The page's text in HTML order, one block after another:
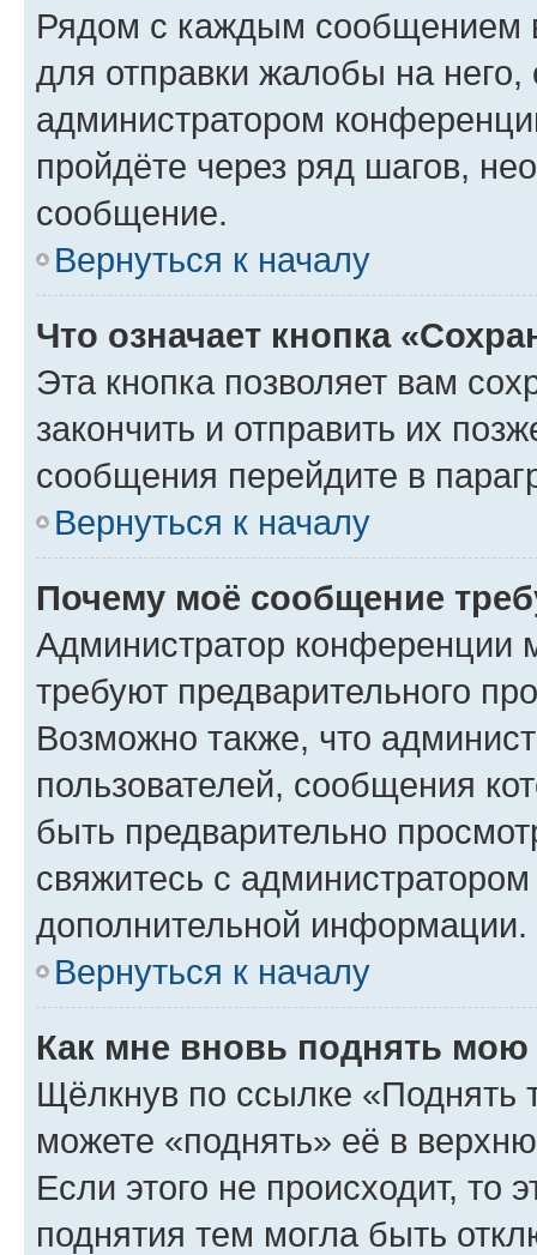
Рядом с каждым сообщением
для отправки жалобы на
администратором
пройдёте через ряд шагов,
сообщение.
Вернуться к началу
Что означает кнопка
Эта кнопка позволяет вам
закончить и отправить их
сообщения перейдите в
Вернуться к началу
Почему моё сообщение
Администратор конференции
требуют предварительного
Возможно также, что
пользователей, сообщения
быть предварительно
свяжитесь с
дополнительной информации.
Вернуться к началу
Как мне вновь поднять мою
Щёлкнув по ссылке «Поднять
можете «поднять» её в
Если этого не происходит, то
поднятия тем могла быть